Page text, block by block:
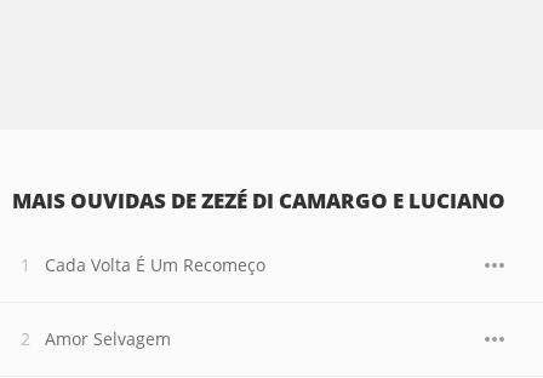
MAIS OUVIDAS DE ZEZÉ DI CAMARGO E LUCIANO
Cada Volta É Um Recomeço
Amor Selvagem